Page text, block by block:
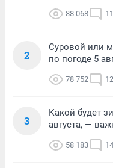
88 068 11
2
Суровой или
по погоде 5
78 752 12
3
Какой будет
августа, —
58 183 14